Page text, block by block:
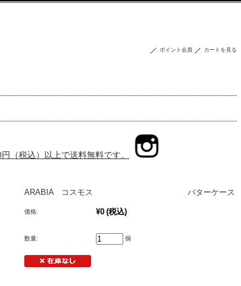
ポイント会員 カートを見る
（税込）以上で送料無料です。
ARABIA コスモス バターケース
価格: ¥0 (税込)
数量: 個